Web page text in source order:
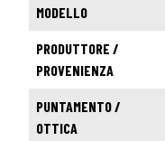
MODELLO
PRODUTTORE /
PROVENIENZA
PUNTAMENTO /
OTTICA